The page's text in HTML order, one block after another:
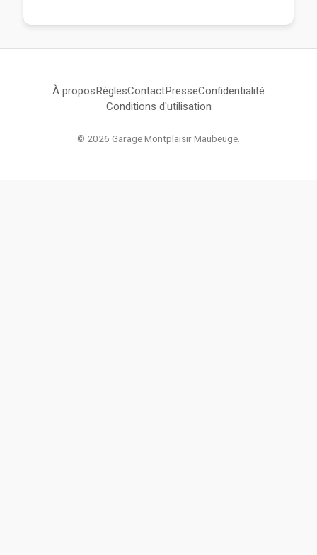
À propos RèglesContactPresseConfidentialité
Conditions d'utilisation
© 2026 Garage Montplaisir Maubeuge.